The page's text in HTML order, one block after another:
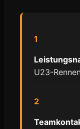
1
U23-
2